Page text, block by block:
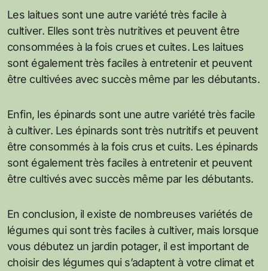
Les laitues sont une autre variété très facile à
cultiver. Elles sont très nutritives et peuvent être
consommées à la fois crues et cuites. Les laitues
sont également très faciles à entretenir et peuvent
être cultivées avec succès même par les débutants.
Enfin, les épinards sont une autre variété très facile
à cultiver. Les épinards sont très nutritifs et peuvent
être consommés à la fois crus et cuits. Les épinards
sont également très faciles à entretenir et peuvent
être cultivés avec succès même par les débutants.
En conclusion, il existe de nombreuses variétés de
légumes qui sont très faciles à cultiver, mais lorsque
vous débutez un jardin potager, il est important de
choisir des légumes qui s’adaptent à votre climat et